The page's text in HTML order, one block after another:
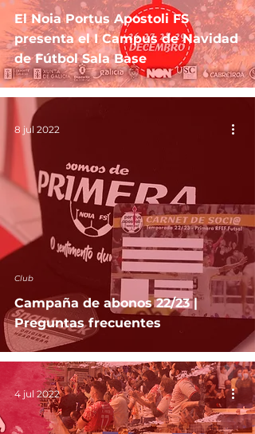
El Noia Portus Apostoli FS
presenta el I Campus de Navidad
de Fútbol Sala Base
Campaña de abonos 22/23 |
Preguntas frecuentes
Club
8 jul 2022
4 jul 2022